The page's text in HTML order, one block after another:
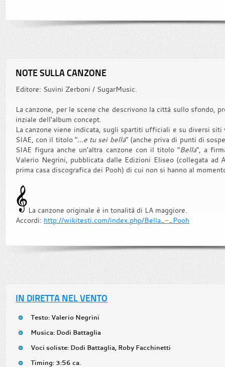
NOTE SULLA CANZONE
Editore: Suvini Zerboni / SugarMusic.
La canzone, per le scene che descrivono la città sullo sfondo,
inziale dell'album concept.
La canzone viene indicata, sugli spartiti ufficiali e su diversi
SIAE, con il titolo "...e tu sei bella" (anche priva di punti di
SIAE figura anche un'altra canzone con il titolo "Bella", a
Valerio Negrini, pubblicata dalle Edizioni Eliseo (collegata ad
prima casa discografica dei Pooh) di cui non si hanno al
La canzone originale è in tonalità di LA maggiore.
Accordi: http://wikitesti.com/index.php/Bella_-_Pooh
IN DIRETTA NEL VENTO
Testo: Valerio Negrini
Musica: Dodi Battaglia
Voci soliste: Dodi Battaglia, Roby Facchinetti
Timing: 3:56 ca.